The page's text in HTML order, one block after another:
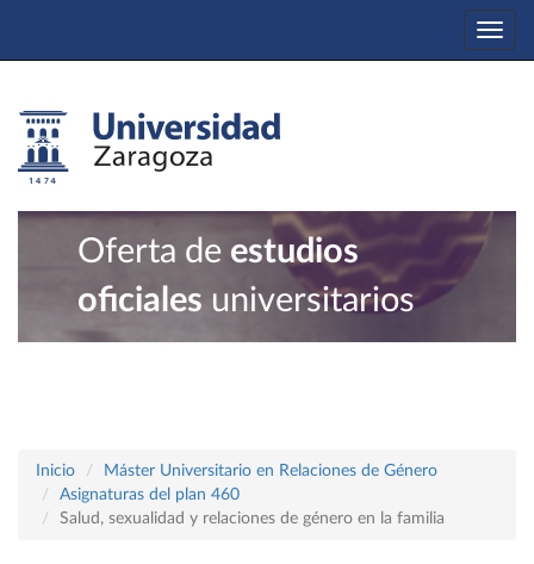
Oferta de estudios
oficiales universitarios
Inicio
Máster Universitario en Relaciones de Género
Asignaturas del plan 460
Salud, sexualidad y relaciones de género en la familia